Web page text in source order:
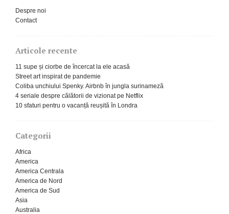
Despre noi
Contact
Articole recente
11 supe și ciorbe de încercat la ele acasă
Street art inspirat de pandemie
Coliba unchiului Spenky. Airbnb în jungla surinameză
4 seriale despre călătorii de vizionat pe Netflix
10 sfaturi pentru o vacanță reușită în Londra
Categorii
Africa
America
America Centrala
America de Nord
America de Sud
Asia
Australia